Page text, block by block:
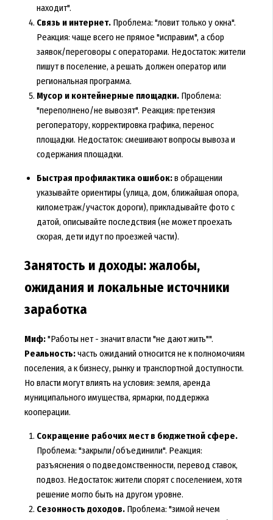
находит".
Связь и интернет.Проблема: "ловит только у окна".
Реакция: чаще всего не прямое "исправим", а сбор
заявок/переговоры с операторами. Недостаток: жители
пишут в поселение, а решать должен оператор или
региональная программа.
Мусор и контейнерные площадки.Проблема:
"переполнено/не вывозят". Реакция: претензия
регоператору, корректировка графика, перенос
площадки. Недостаток: смешивают вопросы вывоза и
содержания площадки.
Быстрая профилактика ошибок:в обращении
указывайте ориентиры (улица, дом, ближайшая опора,
километраж/участок дороги), прикладывайте фото с
датой, описывайте последствия (не может проехать
скорая, дети идут по проезжей части).
Занятость и доходы: жалобы,
ожидания и локальные источники
заработка
Миф:"Работы нет - значит власти "не дают жить"".
Реальность:часть ожиданий относится не к полномочиям
поселения, а к бизнесу, рынку и транспортной доступности.
Но власти могут влиять на условия: земля, аренда
муниципального имущества, ярмарки, поддержка
кооперации.
Сокращение рабочих мест в бюджетной сфере.
Проблема: "закрыли/объединили". Реакция:
разъяснения о подведомственности, перевод ставок,
подвоз. Недостаток: жители спорят с поселением, хотя
решение могло быть на другом уровне.
Сезонность доходов.Проблема: "зимой нечем